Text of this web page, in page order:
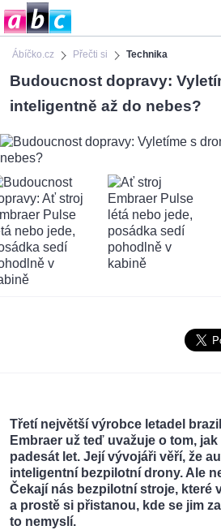
Ábíčko.cz Přečti si Technika
Budoucnost dopravy:
inteligentně až do nebes?
Třetí největší výrobce letadel
Embraer už teď uvažuje o tom,
padesát let. Její vývojáři věří, že
inteligentní bezpilotní drony. Ale
Čekají nás bezpilotní stroje, které
a prostě si přistanou, kde se jim
to nemyslí.